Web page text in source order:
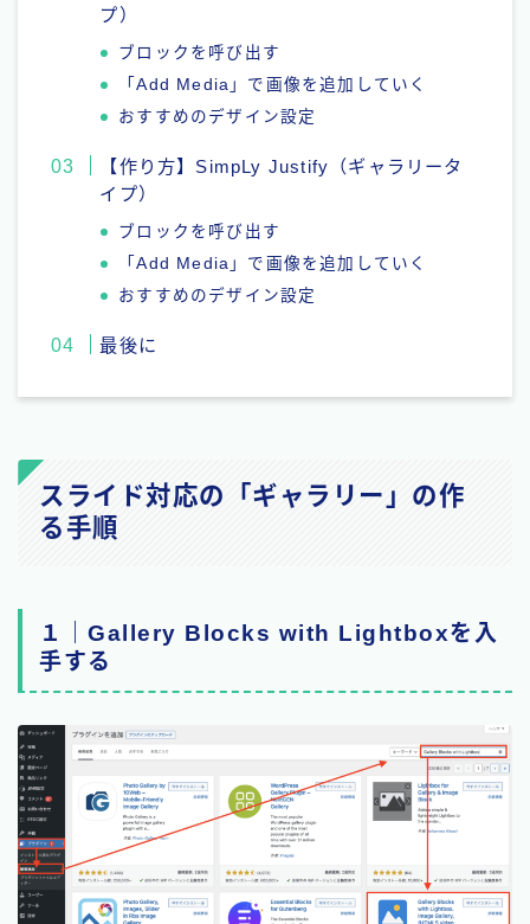
プ）
ブロックを呼び出す
「Add Media」で画像を追加していく
おすすめのデザイン設定
【作り方】SimpLy Justify（ギャラリータ
イプ）
ブロックを呼び出す
「Add Media」で画像を追加していく
おすすめのデザイン設定
最後に
スライド対応の「ギャラリー」の作
る手順
１｜Gallery Blocks with Lightboxを入
手する